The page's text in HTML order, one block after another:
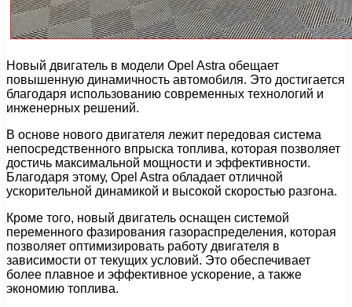
Новый двигатель в модели Opel Astra обещает
повышенную динамичность автомобиля. Это достигается
благодаря использованию современных технологий и
инженерных решений.
В основе нового двигателя лежит передовая система
непосредственного впрыска топлива, которая позволяет
достичь максимальной мощности и эффективности.
Благодаря этому, Opel Astra обладает отличной
ускорительной динамикой и высокой скоростью разгона.
Кроме того, новый двигатель оснащен системой
переменного фазирования газораспределения, которая
позволяет оптимизировать работу двигателя в
зависимости от текущих условий. Это обеспечивает
более плавное и эффективное ускорение, а также
экономию топлива.